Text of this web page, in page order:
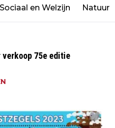
Sociaal en Welzijn Natuur
verkoop 75e editie